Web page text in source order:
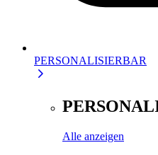
PERSONALISIERBAR
Alle anzeigen